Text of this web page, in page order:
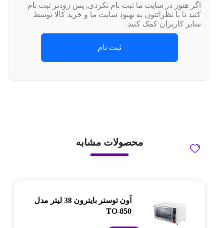
اگر هنوز در سایت ما ثبت نام نکردی, پس زودتر ثبت نام
کنید تا با نظراتتون به بهبود سایت ما و خرید کالا توسط
سایر کاربران کمک کنید.
ثبت نام
محصولات مشابه
آون توستر بایترون 38 لیتر مدل
TO-850